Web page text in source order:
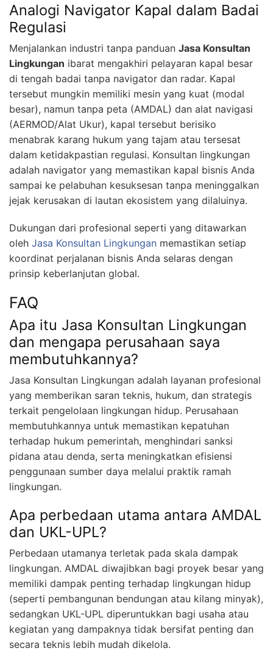
Analogi Navigator Kapal dalam Badai
Regulasi
Menjalankan industri tanpa panduan Jasa Konsultan
Lingkungan ibarat mengakhiri pelayaran kapal besar
di tengah badai tanpa navigator dan radar. Kapal
tersebut mungkin memiliki mesin yang kuat (modal
besar), namun tanpa peta (AMDAL) dan alat navigasi
(AERMOD/Alat Ukur), kapal tersebut berisiko
menabrak karang hukum yang tajam atau tersesat
dalam ketidakpastian regulasi. Konsultan lingkungan
adalah navigator yang memastikan kapal bisnis Anda
sampai ke pelabuhan kesuksesan tanpa meninggalkan
jejak kerusakan di lautan ekosistem yang dilaluinya.
Dukungan dari profesional seperti yang ditawarkan
oleh Jasa Konsultan Lingkungan memastikan setiap
koordinat perjalanan bisnis Anda selaras dengan
prinsip keberlanjutan global.
FAQ
Apa itu Jasa Konsultan Lingkungan
dan mengapa perusahaan saya
membutuhkannya?
Jasa Konsultan Lingkungan adalah layanan profesional
yang memberikan saran teknis, hukum, dan strategis
terkait pengelolaan lingkungan hidup. Perusahaan
membutuhkannya untuk memastikan kepatuhan
terhadap hukum pemerintah, menghindari sanksi
pidana atau denda, serta meningkatkan efisiensi
penggunaan sumber daya melalui praktik ramah
lingkungan.
Apa perbedaan utama antara AMDAL
dan UKL-UPL?
Perbedaan utamanya terletak pada skala dampak
lingkungan. AMDAL diwajibkan bagi proyek besar yang
memiliki dampak penting terhadap lingkungan hidup
(seperti pembangunan bendungan atau kilang minyak),
sedangkan UKL-UPL diperuntukkan bagi usaha atau
kegiatan yang dampaknya tidak bersifat penting dan
secara teknis lebih mudah dikelola.